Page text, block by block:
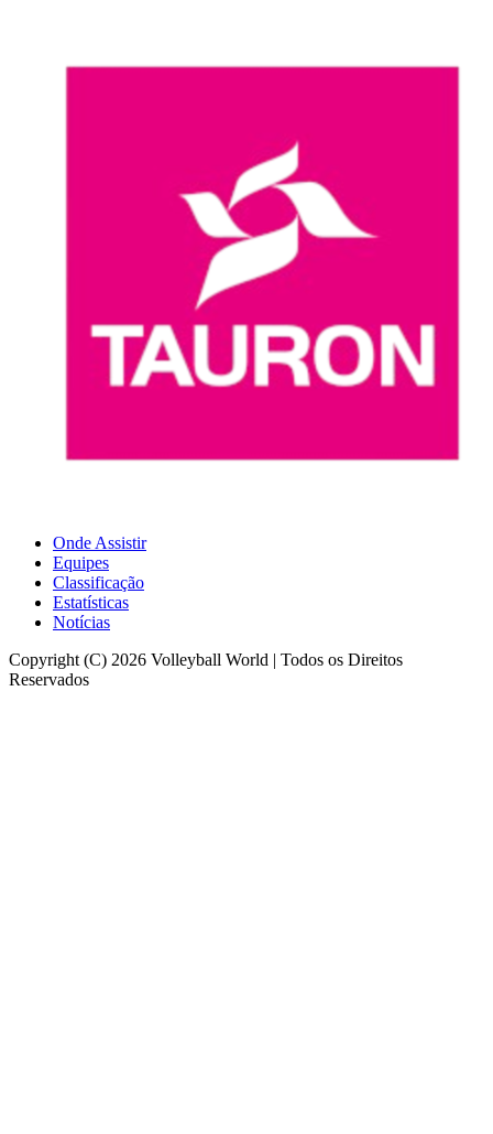
Onde Assistir
Equipes
Classificação
Estatísticas
Notícias
Copyright (C) 2026 Volleyball World | Todos os Direitos
Reservados